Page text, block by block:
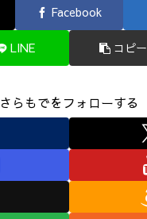
Facebook
LINE コピー
さらもでをフォローする